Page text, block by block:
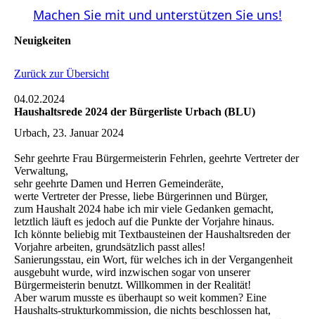
Machen Sie mit und unterstützen Sie uns!
Neuigkeiten
Zurück zur Übersicht
04.02.2024
Haushaltsrede 2024 der Bürgerliste Urbach (BLU)
Urbach, 23. Januar 2024
Sehr geehrte Frau Bürgermeisterin Fehrlen, geehrte Vertreter der
Verwaltung,
sehr geehrte Damen und Herren Gemeinderäte,
werte Vertreter der Presse, liebe Bürgerinnen und Bürger,
zum Haushalt 2024 habe ich mir viele Gedanken gemacht,
letztlich läuft es jedoch auf die Punkte der Vorjahre hinaus.
Ich könnte beliebig mit Textbausteinen der Haushaltsreden der
Vorjahre arbeiten, grundsätzlich passt alles!
Sanierungsstau, ein Wort, für welches ich in der Vergangenheit
ausgebuht wurde, wird inzwischen sogar von unserer
Bürgermeisterin benutzt. Willkommen in der Realität!
Aber warum musste es überhaupt so weit kommen? Eine
Haushalts-strukturkommission, die nichts beschlossen hat,